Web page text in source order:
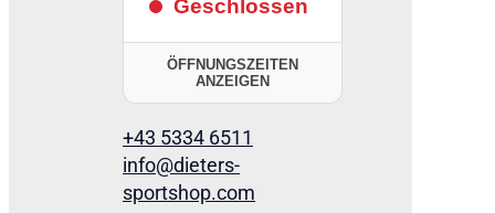
Geschlossen
ÖFFNUNGSZEITEN
ANZEIGEN
+43 5334 6511
info@dieters-
sportshop.com